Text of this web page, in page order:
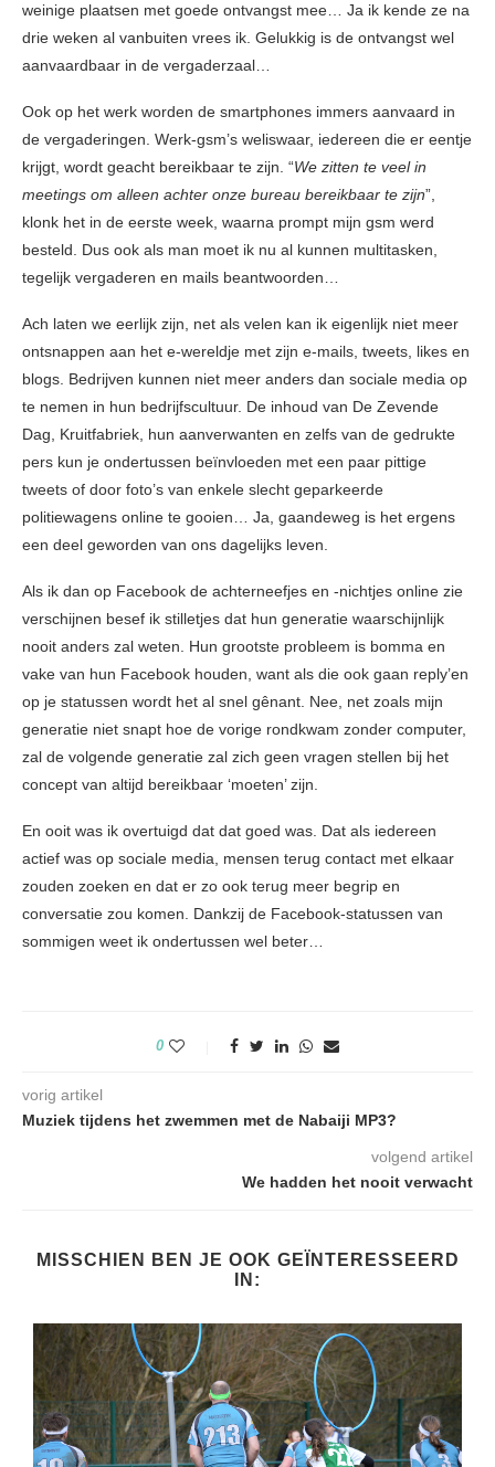
weinige plaatsen met goede ontvangst mee… Ja ik kende ze na
drie weken al vanbuiten vrees ik. Gelukkig is de ontvangst wel
aanvaardbaar in de vergaderzaal…
Ook op het werk worden de smartphones immers aanvaard in
de vergaderingen. Werk-gsm’s weliswaar, iedereen die er eentje
krijgt, wordt geacht bereikbaar te zijn. “We zitten te veel in
meetings om alleen achter onze bureau bereikbaar te zijn”,
klonk het in de eerste week, waarna prompt mijn gsm werd
besteld. Dus ook als man moet ik nu al kunnen multitasken,
tegelijk vergaderen en mails beantwoorden…
Ach laten we eerlijk zijn, net als velen kan ik eigenlijk niet meer
ontsnappen aan het e-wereldje met zijn e-mails, tweets, likes en
blogs. Bedrijven kunnen niet meer anders dan sociale media op
te nemen in hun bedrijfscultuur. De inhoud van De Zevende
Dag, Kruitfabriek, hun aanverwanten en zelfs van de gedrukte
pers kun je ondertussen beïnvloeden met een paar pittige
tweets of door foto’s van enkele slecht geparkeerde
politiewagens online te gooien… Ja, gaandeweg is het ergens
een deel geworden van ons dagelijks leven.
Als ik dan op Facebook de achterneefjes en -nichtjes online zie
verschijnen besef ik stilletjes dat hun generatie waarschijnlijk
nooit anders zal weten. Hun grootste probleem is bomma en
vake van hun Facebook houden, want als die ook gaan reply’en
op je statussen wordt het al snel gênant. Nee, net zoals mijn
generatie niet snapt hoe de vorige rondkwam zonder computer,
zal de volgende generatie zal zich geen vragen stellen bij het
concept van altijd bereikbaar ‘moeten’ zijn.
En ooit was ik overtuigd dat dat goed was. Dat als iedereen
actief was op sociale media, mensen terug contact met elkaar
zouden zoeken en dat er zo ook terug meer begrip en
conversatie zou komen. Dankzij de Facebook-statussen van
sommigen weet ik ondertussen wel beter…
0
vorig artikel
Muziek tijdens het zwemmen met de Nabaiji MP3?
volgend artikel
We hadden het nooit verwacht
MISSCHIEN BEN JE OOK GEÏNTERESSEERD
IN: